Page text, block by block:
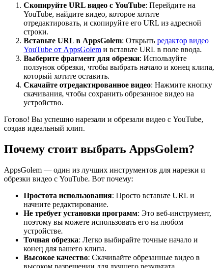
Скопируйте URL видео с YouTube: Перейдите на
YouTube, найдите видео, которое хотите
отредактировать, и скопируйте его URL из адресной
строки.
Вставьте URL в AppsGolem: Открыть редактор видео
YouTube от AppsGolem и вставьте URL в поле ввода.
Выберите фрагмент для обрезки: Используйте
ползунок обрезки, чтобы выбрать начало и конец клипа,
который хотите оставить.
Скачайте отредактированное видео: Нажмите кнопку
скачивания, чтобы сохранить обрезанное видео на
устройство.
Готово! Вы успешно нарезали и обрезали видео с YouTube,
создав идеальный клип.
Почему стоит выбрать AppsGolem?
AppsGolem — один из лучших инструментов для нарезки и
обрезки видео с YouTube. Вот почему:
Простота использования: Просто вставьте URL и
начните редактирование.
Не требует установки программ: Это веб-инструмент,
поэтому вы можете использовать его на любом
устройстве.
Точная обрезка: Легко выбирайте точные начало и
конец для вашего клипа.
Высокое качество: Скачивайте обрезанные видео в
высоком разрешении для лучшего результата.